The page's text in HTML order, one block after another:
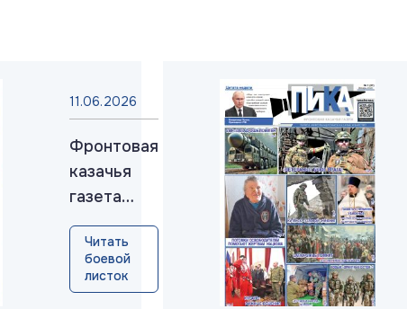
11.06.2026
Фронтовая
казачья
газета
«ПИКА»:
выпуск
№38, июнь
2026
Читать
боевой
листок